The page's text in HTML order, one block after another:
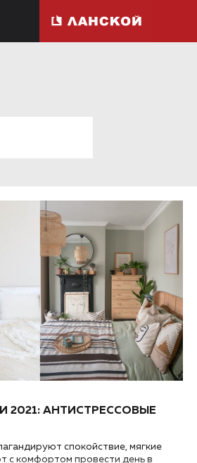
2021: АНТИСТРЕССОВЫЕ
спокойствие, мягкие
с комфортом провести день в